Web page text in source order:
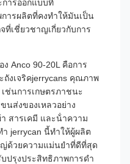
การออกแบบที่
ารผลิตที่คงทําให้มันเป็น
ที่เชี่ยวชาญเกี่ยวกับการ
Anco 90-20L คือการ
ถังเจริคjerrycans คุณภาพ
ช่นการเกษตรภาชนะ
นส่งของเหลวอย่าง
สารเคมี และน้ําความ
า jerrycan นี้ทําให้ผู้ผลิต
ด้วยความแม่นยําที่ดีที่สุด
ปรุงประสิทธิภาพการดํา